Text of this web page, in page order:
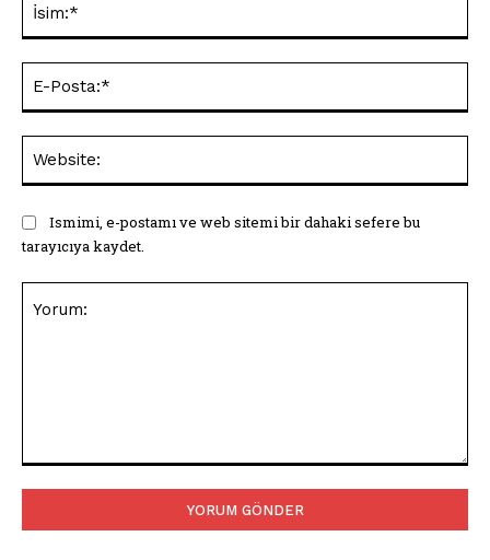
Ismimi, e-postamı ve web sitemi bir dahaki sefere bu
tarayıcıya kaydet.